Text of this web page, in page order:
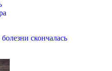
скончалась